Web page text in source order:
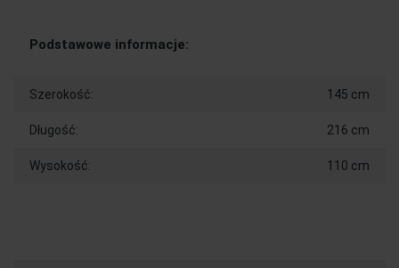
Podstawowe informacje:
Szerokość: 145 cm
Długość: 216 cm
Wysokość: 110 cm